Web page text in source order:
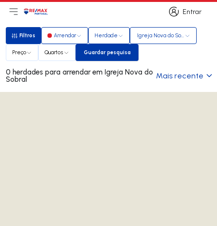
Entrar
Entrar
Abri menu principal
LogoIr para página inicial
Filtros
Filtros Arrendar Herdade Igreja Nova do Sobral
Preço Quartos Guardar pesquisa
Guardar pesquisa
0 herdades para arrendar em Igreja Nova do
Sobral Mais recente